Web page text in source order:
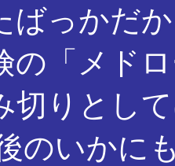
ばっかだ
の「メド
切りとし
のいかに